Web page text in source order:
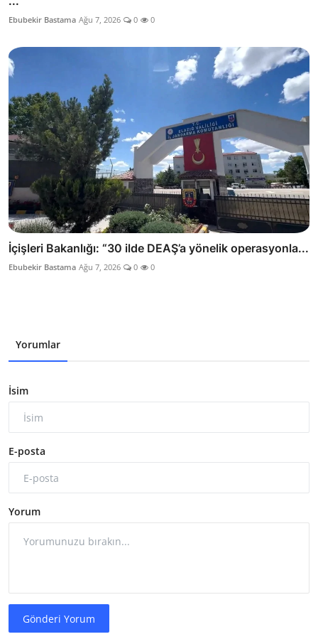
Ebubekir Bastama Ağu 7, 2026 0 0
İçişleri Bakanlığı: “30 ilde DEAŞ’a yönelik operasyonla...
Ebubekir Bastama Ağu 7, 2026 0 0
Yorumlar
İsim
E-posta
Yorum
Gönderi Yorum